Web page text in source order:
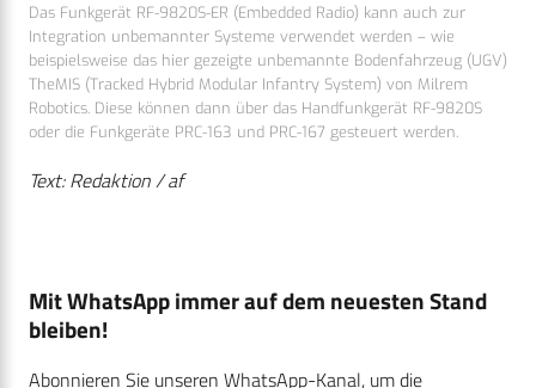
Das Funkgerät RF-9820S-ER (Embedded Radio) kann auch zur
Integration unbemannter Systeme verwendet werden – wie
beispielsweise das hier gezeigte unbemannte Bodenfahrzeug (UGV)
TheMIS (Tracked Hybrid Modular Infantry System) von Milrem
Robotics. Diese können dann über das Handfunkgerät RF-9820S
oder die Funkgeräte PRC-163 und PRC-167 gesteuert werden.
Text: Redaktion / af
Mit WhatsApp immer auf dem neuesten Stand
bleiben!
Abonnieren Sie unseren WhatsApp-Kanal, um die